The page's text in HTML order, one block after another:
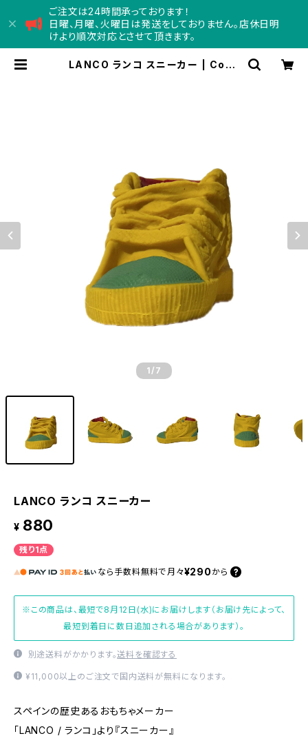
ご注文は24時間承っております！
日曜、月曜、火曜日は発送をしておりません。店休日明
けより順次対応とさせて頂きます。
LANCO ランコ スニーカー | Conc
1 /7
LANCO ランコ スニーカー
¥ 880
残り1点
なら 手数料無料で 月々¥290 から
※この商品は、最短で8月12日(水)にお届けします（お届け先によって、
最短到着日に数日追加される場合があります）。
別途送料がかかります。送料を確認する
¥11,000以上のご注文で国内送料が無料になります。
スペインの歴史あるおもちゃメーカー
「LANCO / ランコ」より『スニーカー』